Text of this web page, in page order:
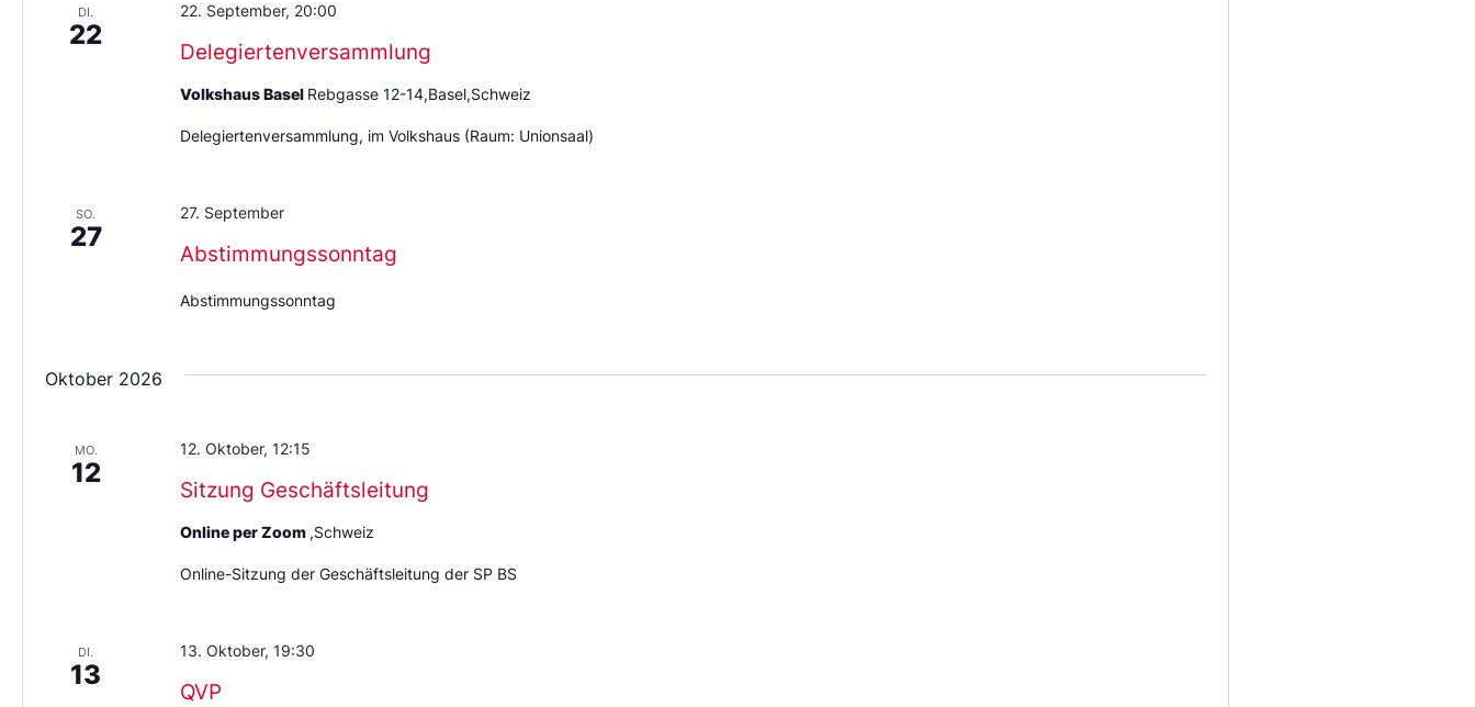
DI.
22
Delegiertenversammlung
22. September, 20:00
Volkshaus Basel Rebgasse 12-14,Basel,Schweiz
Delegiertenversammlung, im Volkshaus (Raum: Unionsaal)
SO.
27
Abstimmungssonntag
27. September
Abstimmungssonntag
Oktober 2026
MO.
12
Sitzung Geschäftsleitung
12. Oktober, 12:15
Online per Zoom ,Schweiz
Online-Sitzung der Geschäftsleitung der SP BS
DI.
13
QVP
13. Oktober, 19:30